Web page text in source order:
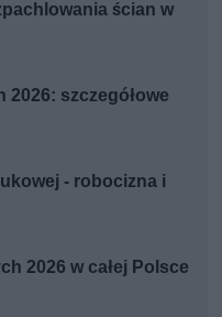
ścian w
szczegółowe
- robocizna i
2026 w całej Polsce